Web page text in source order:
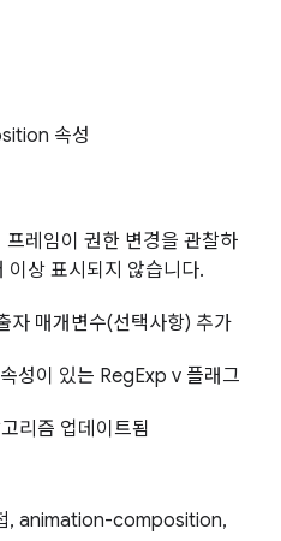
속성
레임이 권한 변경을 관찰하
이상 표시되지 않습니다.
매개변수(선택사항) 추가
성이 있는 RegExp v 플래그
리즘 업데이트됨
, animation-composition,